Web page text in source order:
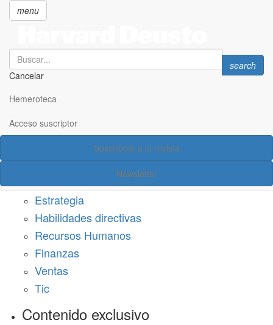
principal
menu
Search
Cancelar
Search
search
Hemeroteca
Acceso suscriptor
Suscríbete a la revista
Newsletter
Acceso suscriptor
Estrategia
Habilidades directivas
Recursos Humanos
Finanzas
Ventas
Tic
Contenido exclusivo